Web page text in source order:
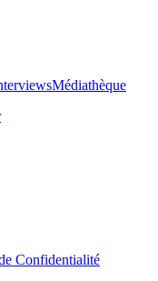
Médiathèque
Confidentialité